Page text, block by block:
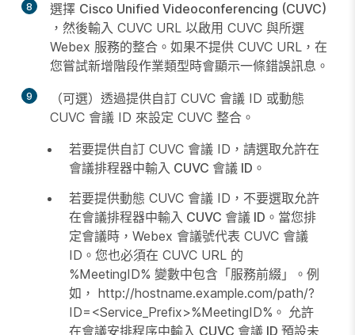
8 選擇 Cisco Unified Videoconferencing (CUVC)
，然後輸入 CUVC URL 以啟用 CUVC 與所選
Webex 服務的整合。如果不提供 CUVC URL，在
您嘗試新增階段作業類型時會顯示一條錯誤訊息。
9
（可選）透過提供自訂 CUVC 會議 ID 或動態
CUVC 會議 ID 來設定 CUVC 整合。
若要提供自訂 CUVC 會議 ID，請選取允許在
會議排程器中輸入 CUVC 會議 ID 。
若要提供動態 CUVC 會議 ID，不要選取允許
在會議排程器中輸入 CUVC 會議 ID 。當您排
定會議時，Webex 會議號代表 CUVC 會議
ID。您也必須在 CUVC URL 的
%MeetingID% 變數中包含「服務前綴」。例
如， http://hostname.example.com/path/?
ID=<Service_Prefix>%MeetingID%。 允許
在會議安排程序中輸入 CUVC 會議 ID 預設未